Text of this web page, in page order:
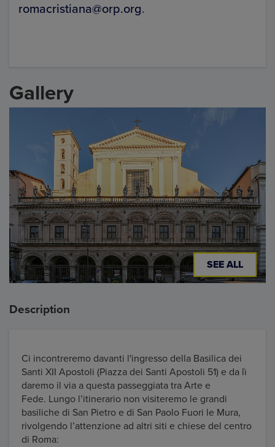
romacristiana@orp.org.
Gallery
SEE ALL
Description
Ci incontreremo davanti l'ingresso della Basilica dei
Santi XII Apostoli (Piazza dei Santi Apostoli 51) e da lì
daremo il via a questa passeggiata tra Arte e
Fede. Lungo l’itinerario non visiteremo le grandi
basiliche di San Pietro e di San Paolo Fuori le Mura,
rivolgendo l’attenzione ad altri siti e chiese del centro
di Roma: